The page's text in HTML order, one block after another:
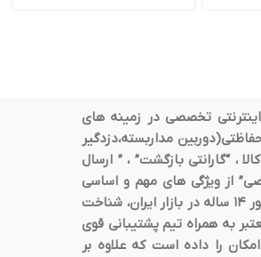
اینترنتی تخصصی در زمینه های
مداربسته،دزدگیر
، “گارانتی بازگشت” ، ” ارسال
از ویژگی های مهم و اساسی
ایران دوربین است. حضور 14 ساله در بازار ایران، شناخت
به همراه تیم پشتیبانی قوی
را داده است که علاوه بر